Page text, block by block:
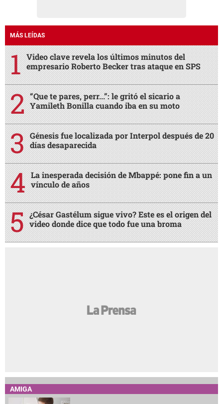
MÁS LEÍDAS
Video clave revela los últimos minutos del
empresario Roberto Becker tras ataque en SPS
“Que te pares, perr...”: le gritó el sicario a
Yamileth Bonilla cuando iba en su moto
Génesis fue localizada por Interpol después de 20
días desaparecida
La inesperada decisión de Mbappé: pone fin a un
vínculo de años
¿César Gastélum sigue vivo? Este es el origen del
video donde dice que todo fue una broma
AMIGA